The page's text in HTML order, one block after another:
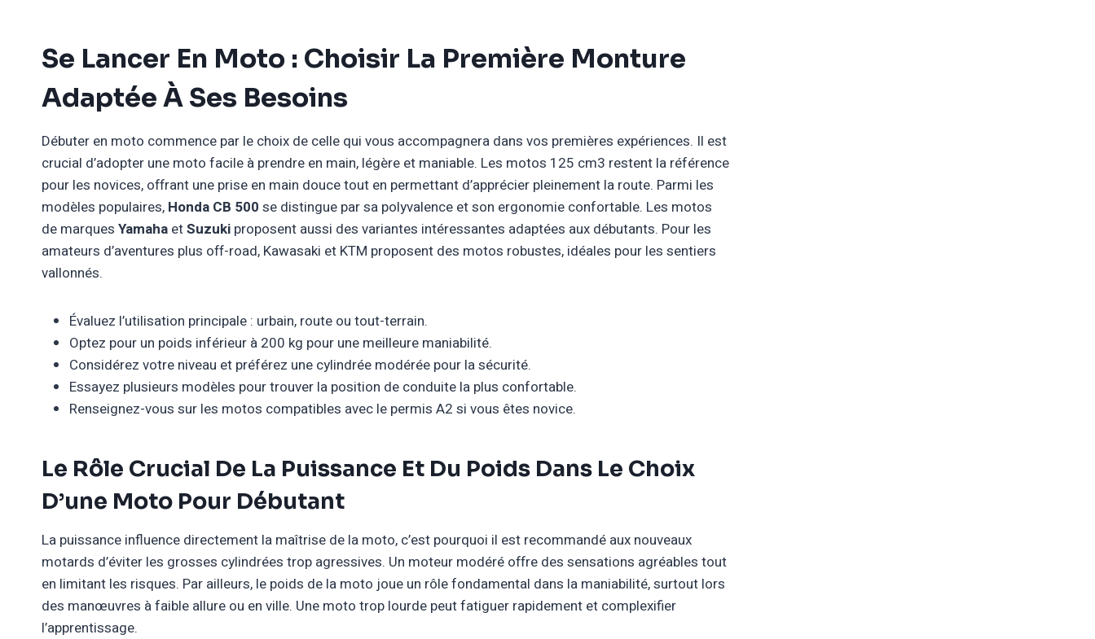
Se Lancer En Moto : Choisir La Première Monture
Adaptée À Ses Besoins
Débuter en moto commence par le choix de celle qui vous accompagnera dans vos premières expériences. Il est
crucial d’adopter une moto facile à prendre en main, légère et maniable. Les motos 125 cm3 restent la référence
pour les novices, offrant une prise en main douce tout en permettant d’apprécier pleinement la route. Parmi les
modèles populaires, Honda CB 500 se distingue par sa polyvalence et son ergonomie confortable. Les motos
de marques Yamaha etSuzuki proposent aussi des variantes intéressantes adaptées aux débutants. Pour les
amateurs d’aventures plus off-road, Kawasaki et KTM proposent des motos robustes, idéales pour les sentiers
vallonnés.
Évaluez l’utilisation principale : urbain, route ou tout-terrain.
Optez pour un poids inférieur à 200 kg pour une meilleure maniabilité.
Considérez votre niveau et préférez une cylindrée modérée pour la sécurité.
Essayez plusieurs modèles pour trouver la position de conduite la plus confortable.
Renseignez-vous sur les motos compatibles avec le permis A2 si vous êtes novice.
Le Rôle Crucial De La Puissance Et Du Poids Dans Le Choix
D’une Moto Pour Débutant
La puissance influence directement la maîtrise de la moto, c’est pourquoi il est recommandé aux nouveaux
motards d’éviter les grosses cylindrées trop agressives. Un moteur modéré offre des sensations agréables tout
en limitant les risques. Par ailleurs, le poids de la moto joue un rôle fondamental dans la maniabilité, surtout lors
des manœuvres à faible allure ou en ville. Une moto trop lourde peut fatiguer rapidement et complexifier
l’apprentissage.